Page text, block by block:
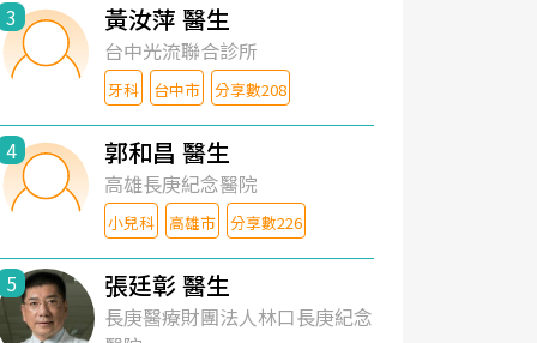
3 黃汝萍 醫生
台中光流聯合診所
牙科 台中市 分享數208
4 郭和昌 醫生
高雄長庚紀念醫院
小兒科 高雄市 分享數226
5 張廷彰 醫生
長庚醫療財團法人林口長庚紀念